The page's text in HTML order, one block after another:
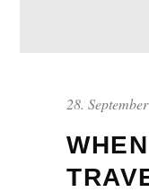
28.